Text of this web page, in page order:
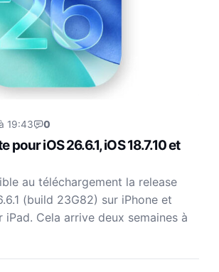
19:43 0
pour iOS 26.6.1, iOS 18.7.10 et
au téléchargement la release
(build 23G82) sur iPhone et
iPad. Cela arrive deux semaines à